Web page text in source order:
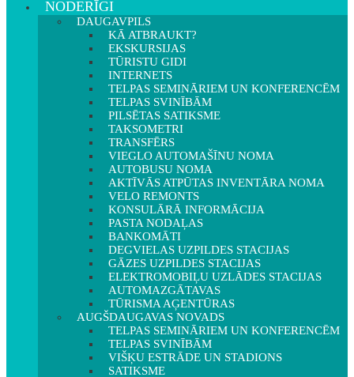
NODERĪGI
DAUGAVPILS
KĀ ATBRAUKT?
EKSKURSIJAS
TŪRISTU GIDI
INTERNETS
TELPAS SEMINĀRIEM UN KONFERENCĒM
TELPAS SVINĪBĀM
PILSĒTAS SATIKSME
TAKSOMETRI
TRANSFĒRS
VIEGLO AUTOMAŠĪNU NOMA
AUTOBUSU NOMA
AKTĪVĀS ATPŪTAS INVENTĀRA NOMA
VELO REMONTS
KONSULĀRĀ INFORMĀCIJA
PASTA NODAĻAS
BANKOMĀTI
DEGVIELAS UZPILDES STACIJAS
GĀZES UZPILDES STACIJAS
ELEKTROMOBIĻU UZLĀDES STACIJAS
AUTOMAZGĀTAVAS
TŪRISMA AĢENTŪRAS
AUGŠDAUGAVAS NOVADS
TELPAS SEMINĀRIEM UN KONFERENCĒM
TELPAS SVINĪBĀM
VIŠĶU ESTRĀDE UN STADIONS
SATIKSME